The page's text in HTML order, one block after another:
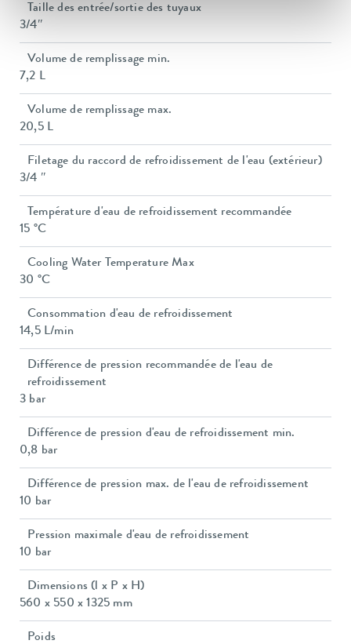
Taille des entrée/sortie des tuyaux
3/4″
Volume de remplissage min.
7,2 L
Volume de remplissage max.
20,5 L
Filetage du raccord de refroidissement de l'eau (extérieur)
3/4 ″
Température d'eau de refroidissement recommandée
15 °C
Cooling Water Temperature Max
30 °C
Consommation d'eau de refroidissement
14,5 L/min
Différence de pression recommandée de l'eau de
refroidissement
3 bar
Différence de pression d'eau de refroidissement min.
0,8 bar
Différence de pression max. de l'eau de refroidissement
10 bar
Pression maximale d'eau de refroidissement
10 bar
Dimensions (l x P x H)
560 x 550 x 1325 mm
Poids